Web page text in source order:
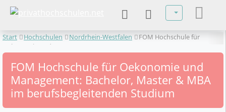
Sprache
Start Hochschulen Nordrhein-Westfalen
FOM Hochschule für
Oekonomie und Management
FOM Hochschule für Oekonomie und
Management: Bachelor, Master & MBA
im berufsbegleitenden Studium